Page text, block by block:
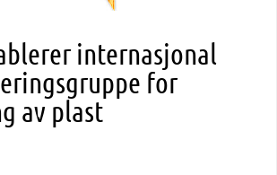
internasjonal
for
av plast